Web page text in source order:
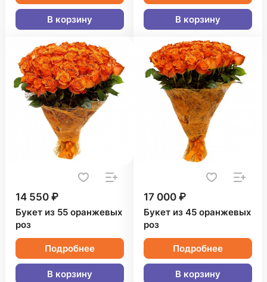
В корзину В корзину
14 550 ₽
Букет из 55 оранжевых
роз
Подробнее
В корзину
17 000 ₽
Букет из 45 оранжевых
роз
Подробнее
В корзину